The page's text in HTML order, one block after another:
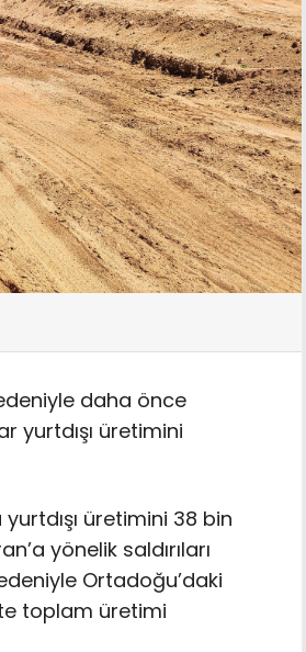
daha önce
yurtdışı üretimini
üretimini 38 bin
yönelik saldırıları
Ortadoğu’daki
toplam üretimi